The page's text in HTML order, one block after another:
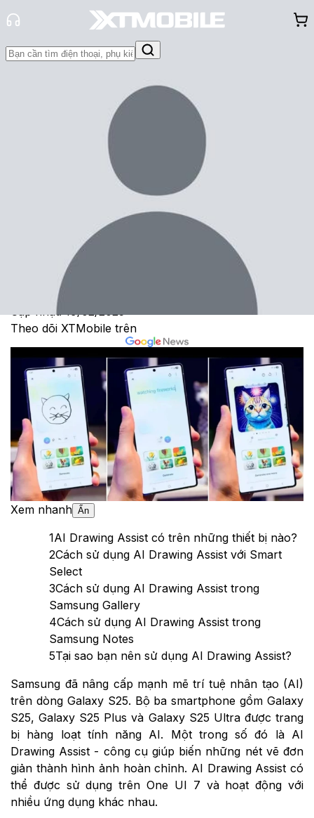
Đánh Giá - Trên Tay
Hỏi đáp Thông báo
Cách sử dụng AI Drawing Assist
trên Samsung Galaxy S25
Ngày đăng:
Cập nhật:19/02/2025
Theo dõi XTMobile trên
Xem nhanh Ẩn
1AI Drawing Assist có trên những thiết bị nào?
2Cách sử dụng AI Drawing Assist với Smart
Select
3Cách sử dụng AI Drawing Assist trong
Samsung Gallery
4Cách sử dụng AI Drawing Assist trong
Samsung Notes
5Tại sao bạn nên sử dụng AI Drawing Assist?
Samsung đã nâng cấp mạnh mẽ trí tuệ nhân tạo (AI)
trên dòng Galaxy S25. Bộ ba smartphone gồm Galaxy
S25, Galaxy S25 Plus và Galaxy S25 Ultra được trang
bị hàng loạt tính năng AI. Một trong số đó là AI
Drawing Assist - công cụ giúp biến những nét vẽ đơn
giản thành hình ảnh hoàn chỉnh. AI Drawing Assist có
thể được sử dụng trên One UI 7 và hoạt động với
nhiều ứng dụng khác nhau.